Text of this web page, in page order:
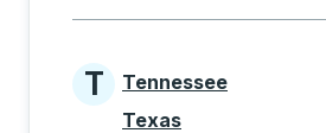
States
T
Tennessee
Texas